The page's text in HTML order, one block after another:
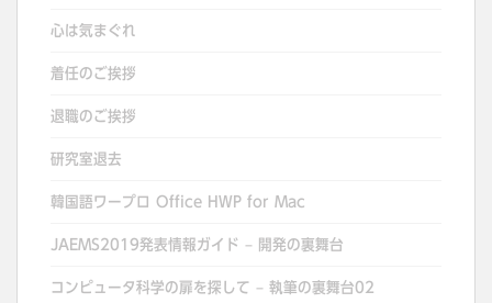
心は気まぐれ
着任のご挨拶
退職のご挨拶
研究室退去
韓国語ワープロ Office HWP for Mac
JAEMS2019発表情報ガイド – 開発の裏舞台
コンピュータ科学の扉を探して – 執筆の裏舞台02